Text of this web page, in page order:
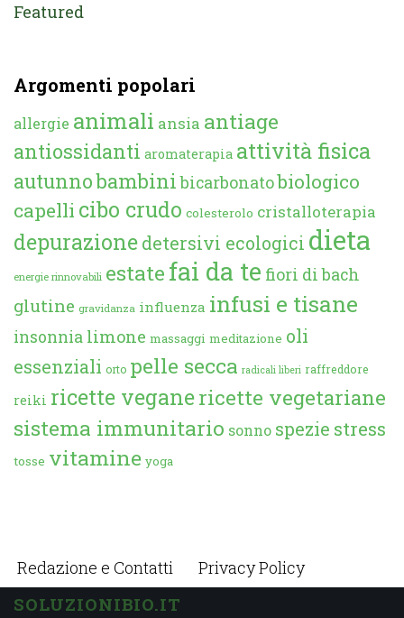
Featured
Argomenti popolari
allergie animali ansia antiage
antiossidanti aromaterapia attività fisica
autunnobambini bicarbonatobiologico
capelli cibo crudo colesterolo cristalloterapia
depurazione detersivi ecologici dieta
energie rinnovabili estate fai da te fiori di bach
glutine gravidanza influenza infusi e tisane
insonnia limone massaggi meditazione oli
essenziali orto pelle secca radicali liberi raffreddore
reiki ricette veganericette vegetariane
sistema immunitario sonno spezie stress
tosse vitamine yoga
Redazione e Contatti Privacy Policy
SOLUZIONIBIO.IT